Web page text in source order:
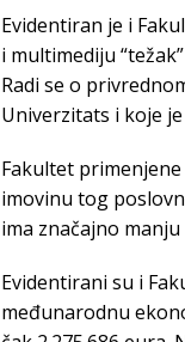
Evidentiran je i
i multimediju
Radi se o
Univerzitats i koje
Fakultet
imovinu tog
ima značajno
Evidentirani su i
međunarodnu